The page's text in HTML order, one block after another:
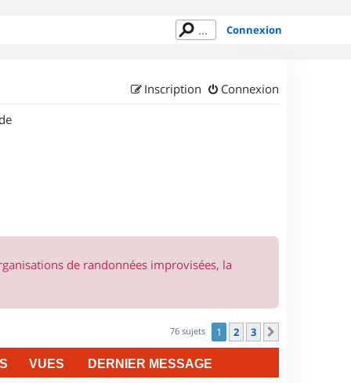
Connexion
Connexion
Inscription
de randonnées improvisées, la
76 sujets 1 2 3
VUES DERNIER MESSAGE